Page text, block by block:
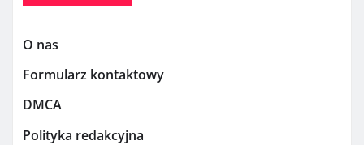
O nas
Formularz kontaktowy
DMCA
Polityka redakcyjna